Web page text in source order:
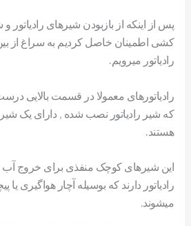
پس از اینکه از بازبودن شیرهای رادیاتور
کشی اطمینان خاصل کردیم به سراغ از
رادیاتور میرویم.
رادیاتورهای معمولا در قسمت بالایی
که شیر رادیاتور نصب شده , دارای یک
هستند.
این شیرهای کوچک منفذی برای خروج آب و
رادیاتور دارند که بوسیله آچار هواگیری یا
میشوند.